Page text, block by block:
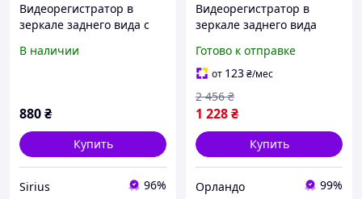
Видеорегистратор в
зеркале заднего вида с
поддержкой записи
В наличии
880₴
Купить
Sirius 96%
Видеорегистратор в
зеркале заднего вида
Видеорегистратор с
камерой для парковки,
OLN
Готово к отправке
от 123₴/мес
1 228₴
2 456 ₴
Купить
Орландо 99%